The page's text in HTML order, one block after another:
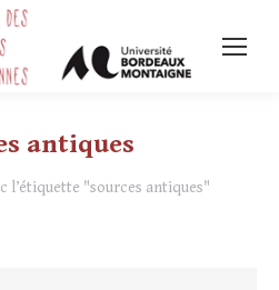
antiques
l’étiquette "sources antiques"